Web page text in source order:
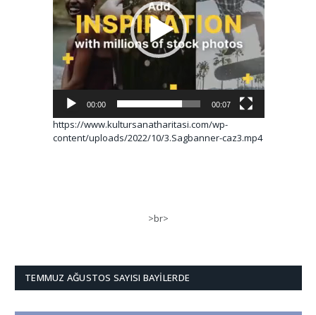
00:00 00:07
https://www.kultursanatharitasi.com/wp-
content/uploads/2022/10/3.Sagbanner-caz3.mp4
>br>
TEMMUZ AĞUSTOS SAYISI BAYILERDE